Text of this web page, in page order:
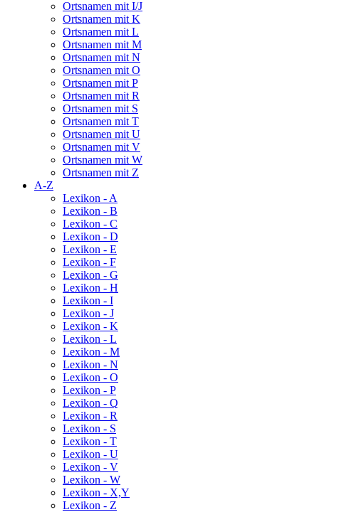
Ortsnamen mit I/J
Ortsnamen mit K
Ortsnamen mit L
Ortsnamen mit M
Ortsnamen mit N
Ortsnamen mit O
Ortsnamen mit P
Ortsnamen mit R
Ortsnamen mit S
Ortsnamen mit T
Ortsnamen mit U
Ortsnamen mit V
Ortsnamen mit W
Ortsnamen mit Z
A-Z
Lexikon - A
Lexikon - B
Lexikon - C
Lexikon - D
Lexikon - E
Lexikon - F
Lexikon - G
Lexikon - H
Lexikon - I
Lexikon - J
Lexikon - K
Lexikon - L
Lexikon - M
Lexikon - N
Lexikon - O
Lexikon - P
Lexikon - Q
Lexikon - R
Lexikon - S
Lexikon - T
Lexikon - U
Lexikon - V
Lexikon - W
Lexikon - X,Y
Lexikon - Z